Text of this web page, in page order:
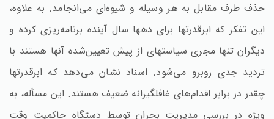
حذف طرف مقابل به هر وسیله و شیوه‌ای می‌انجامد. به علاوه‌،
این تفکر که ابرقدرتها برای دهها سال آینده برنامه‌ریزی کرده و
دیگران تنها مجری سیاستهای از پیش تعیین‌شده آنها هستند با
تردید جدی روبرو می‌شود. اسناد نشان می‌دهد که ابرقدرتها
چقدر در برابر اقدام‌های غافلگیرانه ضعیف هستند. این مسأله‌، به
ویژه در بررسی مدیریت بحران توسط دستگاه حاکمیت وقت